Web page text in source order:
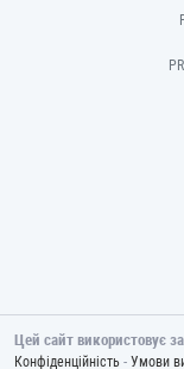
Цей сайт використовує
Конфіденційність - Умови